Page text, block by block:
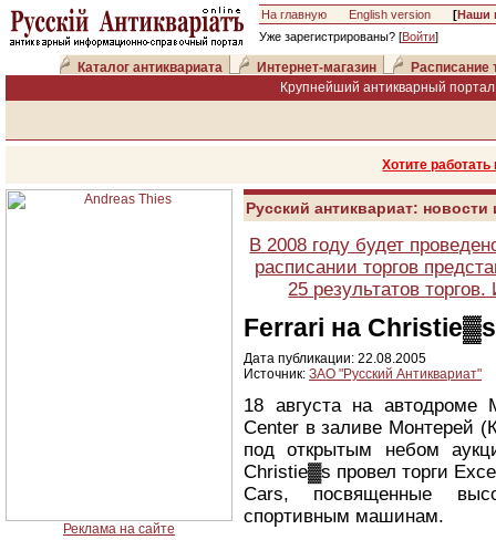
На главную English version [Наши
Уже зарегистрированы? [Войти]
Каталог антиквариата Интернет-магазин
Расписание
Крупнейший антикварный
Хотите
Реклама на сайте
Русский антиквариат:
В 2008 году будет
расписании торгов
25 результатов
Ferrari на
Дата публикации: 22.08.2005
Источник: ЗАО "Русский Антиквариат"
18 августа на автодроме
Center в заливе Монтерей
под открытым небом
Christie▓s провел торги
Cars, посвященные
спортивным машинам.